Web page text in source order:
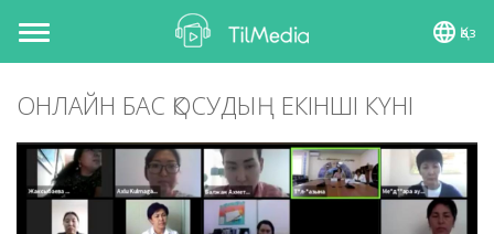
Toggle
navigation
Қаз
ОНЛАЙН БАС ҚОСУДЫҢ ЕКІНШІ КҮНІ